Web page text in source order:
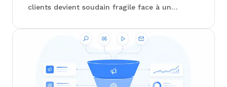
clients devient soudain fragile face à un
structuration d'équipe, arbitrage entre
acquisition et fidélisation : les leviers à
actionner ne sont pas ceux qu'on croit, et
l'équipe Junto détaille les pièges les plus
fréquents à ce stade...